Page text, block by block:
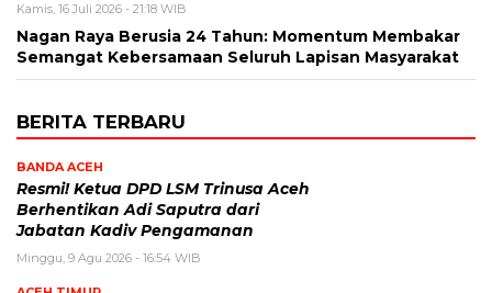
Kamis, 16 Juli 2026 - 21:18 WIB
Nagan Raya Berusia 24 Tahun: Momentum Membakar
Semangat Kebersamaan Seluruh Lapisan Masyarakat
BERITA TERBARU
BANDA ACEH
Resmi! Ketua DPD LSM Trinusa Aceh
Berhentikan Adi Saputra dari
Jabatan Kadiv Pengamanan
Minggu, 9 Agu 2026 - 16:54 WIB